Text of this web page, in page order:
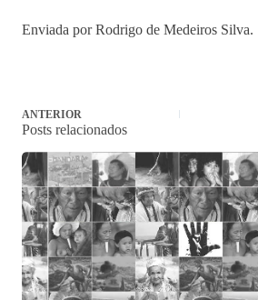
Enviada por Rodrigo de Medeiros Silva.
ANTERIOR
Posts relacionados